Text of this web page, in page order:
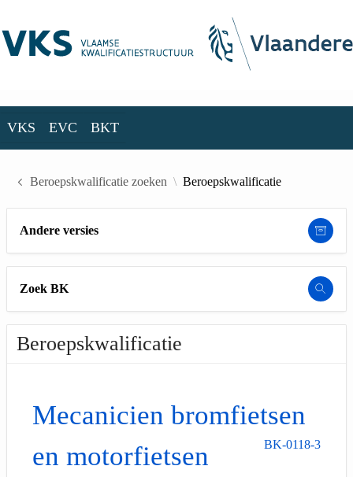
VKS EVC BKT
Beroepskwalificatie zoeken Beroepskwalificatie
Andere versies
Zoek BK
Beroepskwalificatie
Mecanicien bromfietsen
en motorfietsen
BK-0118-3